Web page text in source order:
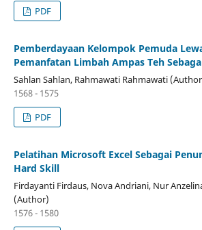
PDF
Pemberdayaan Kelompok Pemuda
Pemanfatan Limbah Ampas Teh
Sahlan Sahlan, Rahmawati Rahmawati
1568 - 1575
PDF
Pelatihan Microsoft Excel Sebagai
Hard Skill
Firdayanti Firdaus, Nova Andriani, Nur
(Author)
1576 - 1580